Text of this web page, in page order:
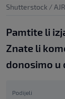
Shutterstock /
Pamtite li
Znate li
donosimo u
Podijeli